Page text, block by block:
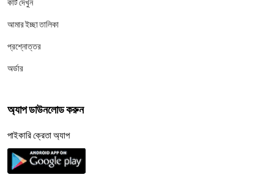
আমার ইচ্ছা তালিকা
প্রশ্নোত্তর
অর্ডার
অ্যাপ ডাউনলোড করুন
পাইকারি ক্রেতা অ্যাপ